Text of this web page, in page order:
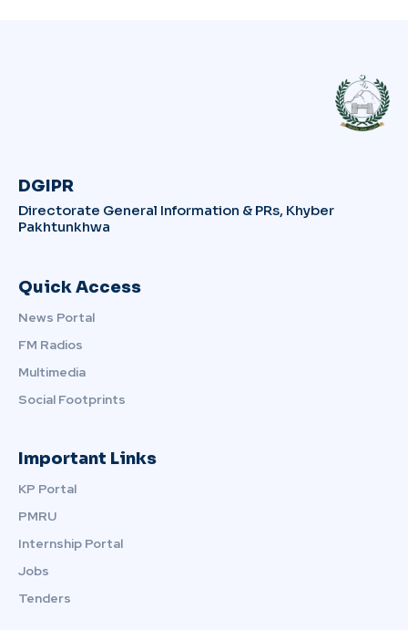
DGIPR
Directorate General Information & PRs, Khyber
Pakhtunkhwa
Quick Access
News Portal
FM Radios
Multimedia
Social Footprints
Important Links
KP Portal
PMRU
Internship Portal
Jobs
Tenders